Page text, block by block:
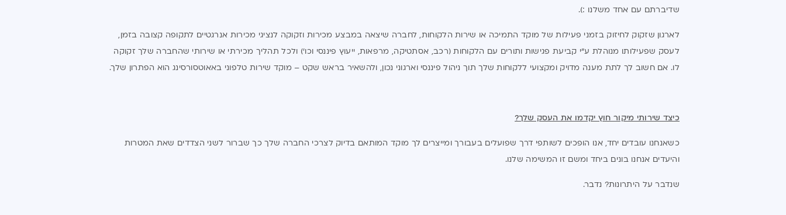
שדיברתם עם אחד משלנו :).
לארגון שזקוק לחיזוק בזמני פעילות של מוקד התמיכה או שירות הלקוחות, לחברה שיצאה במבצע מכירות וזקוקה לנציגי מכירות אנרגטיים לתקופה קצובה בזמן,
לעסק שפעילותו מנוהלת ע"י קביעת פגישות ותורים עם הלקוחות (רכב, אסתטיקה, מרפאות, ייעוץ פיננסי וכו') ולכל תהליך מכירתי או שירותי שהחברה שלך זקוקה
לו. אם חשוב לך לתת מענה מדויק ומקצועי ללקוחות שלך תוך ניהול פיננסי וארגוני נכון, ולהשאיר בראש שקט – מוקד שירות טלפוני באאוטסורסינג הוא הפתרון שלך.
כיצד שירותי מיקור חוץ יקדמו את העסק שלך?
כשאנחנו עובדים יחד, אנו הופכים לשותפי דרך שפועלים בעבורך ומייצרים לך מוקד המותאם בדיוק לצרכי החברה שלך כך שברור לשני הצדדים שאת המטרות
והיעדים אנחנו בונים ביחד ומשם זו המשימה שלנו.
שנדבר על היתרונות? נדבר.